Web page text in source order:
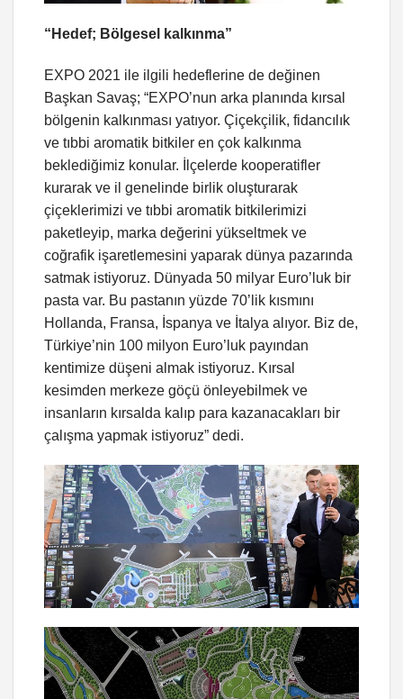
“Hedef; Bölgesel kalkınma”
EXPO 2021 ile ilgili hedeflerine de değinen
Başkan Savaş; “EXPO’nun arka planında kırsal
bölgenin kalkınması yatıyor. Çiçekçilik, fidancılık
ve tıbbi aromatik bitkiler en çok kalkınma
beklediğimiz konular. İlçelerde kooperatifler
kurarak ve il genelinde birlik oluşturarak
çiçeklerimizi ve tıbbi aromatik bitkilerimizi
paketleyip, marka değerini yükseltmek ve
coğrafik işaretlemesini yaparak dünya pazarında
satmak istiyoruz. Dünyada 50 milyar Euro’luk bir
pasta var. Bu pastanın yüzde 70’lik kısmını
Hollanda, Fransa, İspanya ve İtalya alıyor. Biz de,
Türkiye’nin 100 milyon Euro’luk payından
kentimize düşeni almak istiyoruz. Kırsal
kesimden merkeze göçü önleyebilmek ve
insanların kırsalda kalıp para kazanacakları bir
çalışma yapmak istiyoruz” dedi.